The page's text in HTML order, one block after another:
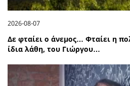
2026-08-07
Δε φταίει ο άνεμος… Φταίει η
ίδια λάθη, του Γιώργου…